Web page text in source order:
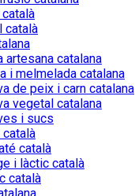
català
artesana catalana
i melmelada catalana
de peix i carn catalana
vegetal catalana
i sucs
català
i làctic català
català